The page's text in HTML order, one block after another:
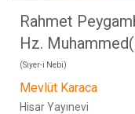
Rahmet
Hz.
(Siyer-i Nebi)
Mevlüt Karaca
Hisar Yayınevi